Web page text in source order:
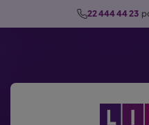
r
22 444 44 23